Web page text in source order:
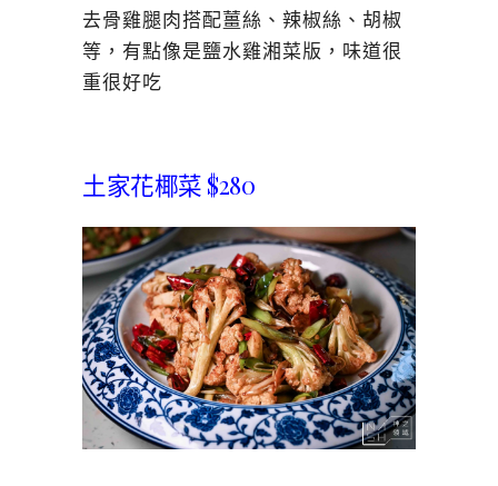
去骨雞腿肉搭配薑絲、辣椒絲、胡椒
等，有點像是鹽水雞湘菜版，味道很
重很好吃
土家花椰菜 $280